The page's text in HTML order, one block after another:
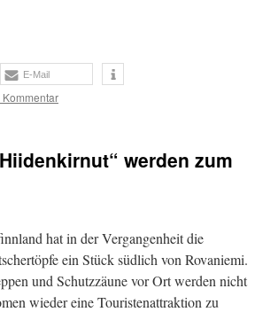
E-Mail
Kommentar
werden zum
hat in der Vergangenheit die
ein Stück südlich von Rovaniemi.
und Schutzzäune vor Ort werden nicht
wieder eine Touristenattraktion zu